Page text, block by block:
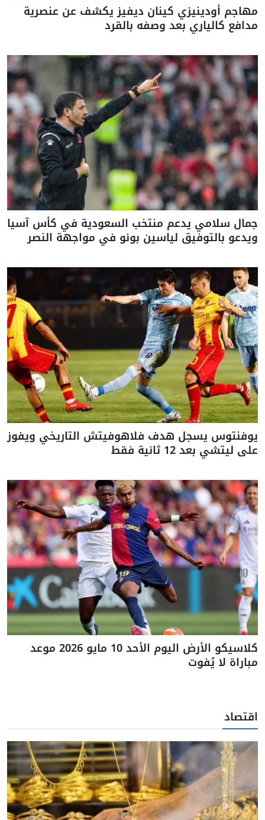
مهاجم أودينيزي كينان ديفيز يكشف عن عنصرية
مدافع كالياري بعد وصفه بالقرد
جمال سلامي يدعم منتخب السعودية في كأس آسيا
ويدعو بالتوفيق لياسين بونو في مواجهة النصر
يوفنتوس يسجل هدف فلاهوفيتش التاريخي ويفوز
على ليتشي بعد 12 ثانية فقط
كلاسيكو الأرض اليوم الأحد 10 مايو 2026 موعد
مباراة لا يُفوت
اقتصاد